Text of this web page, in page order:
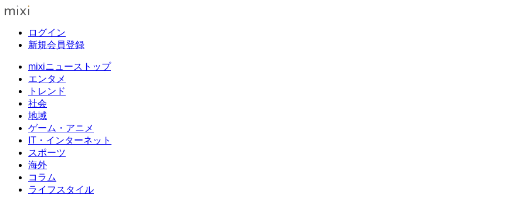
ログイン
新規会員登録
mixiニューストップ
エンタメ
トレンド
社会
地域
ゲーム・アニメ
IT・インターネット
スポーツ
海外
コラム
ライフスタイル